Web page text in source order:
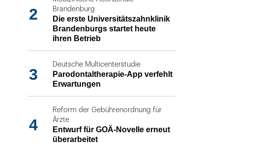
2
Brandenburg
Die erste Universitätszahnklinik
Brandenburgs startet heute
ihren Betrieb
3
Deutsche Multicenterstudie
Parodontaltherapie-App verfehlt
Erwartungen
4
Reform der Gebührenordnung für
Ärzte
Entwurf für GOÄ-Novelle erneut
überarbeitet